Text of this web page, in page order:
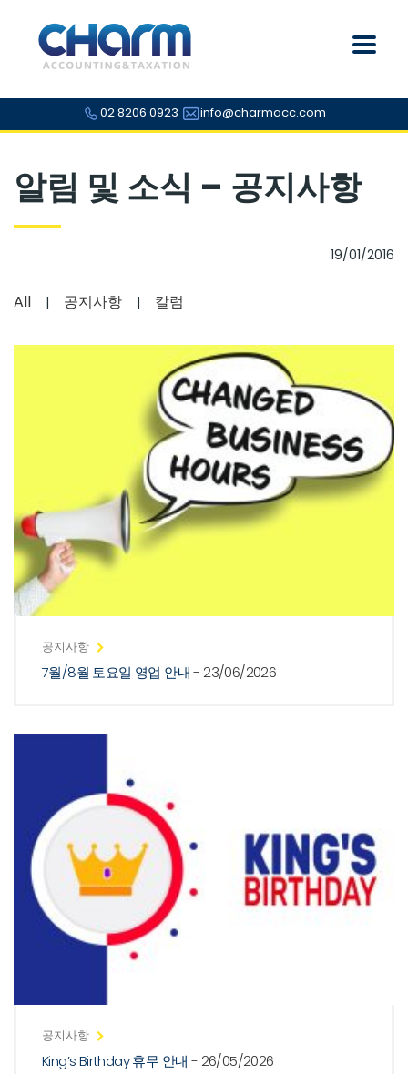
02 8206 0923 info@charmacc.com
알림 및 소식 – 공지사항
19/01/2016
All | 공지사항 | 칼럼
공지사항
7월/8월 토요일 영업 안내- 23/06/2026
공지사항
King’s Birthday 휴무 안내 - 26/05/2026